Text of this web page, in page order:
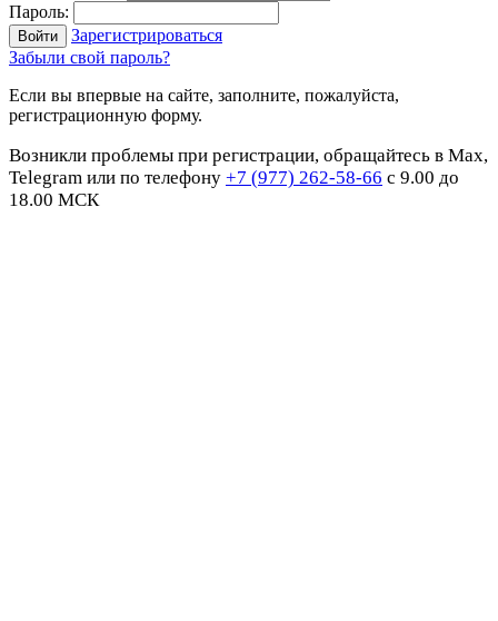
Пароль:
Зарегистрироваться
Забыли свой пароль?
Если вы впервые на сайте, заполните, пожалуйста,
регистрационную форму.
Возникли проблемы при регистрации, обращайтесь в Max,
Telegram или по телефону +7 (977) 262-58-66 с 9.00 до
18.00 МСК